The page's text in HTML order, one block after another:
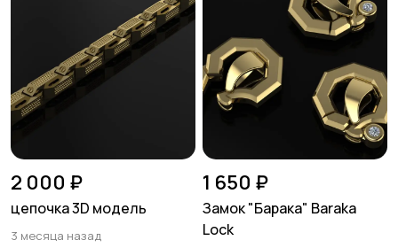
2 000 ₽
цепочка 3D модель
3 месяца назад
1 650 ₽
Замок "Барака" Baraka
Lock